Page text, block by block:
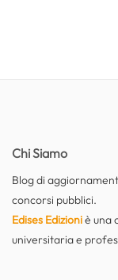
Chi Siamo
Blog di
concorsi pubblici.
Edises Edizioniè una
universitaria e